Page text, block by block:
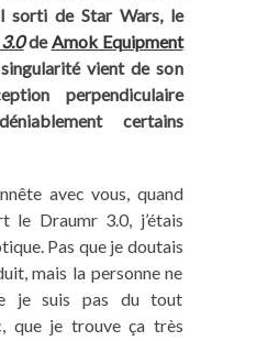
sorti de Star Wars, le
deAmok Equipment
vient de son
perpendiculaire
certains
avec vous, quand
le Draumr 3.0, j’étais
Pas que je doutais
mais la personne ne
je suis pas du tout
que je trouve ça très